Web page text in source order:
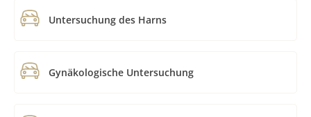
Untersuchung des Harns
Gynäkologische Untersuchung